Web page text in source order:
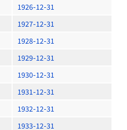
1926-12-31
1927-12-31
1928-12-31
1929-12-31
1930-12-31
1931-12-31
1932-12-31
1933-12-31